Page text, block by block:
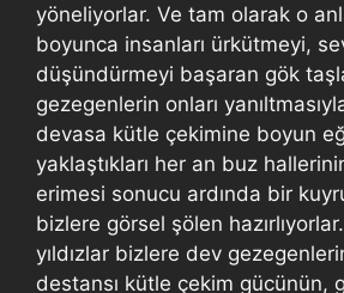
yöneliyorlar. Ve tam olarak o
boyunca insanları ürkütmeyi,
düşündürmeyi başaran gök
gezegenlerin onları
devasa kütle çekimine boyun
yaklaştıkları her an buz
erimesi sonucu ardında bir
bizlere görsel şölen
yıldızlar bizlere dev
destansı kütle çekim gücünün,